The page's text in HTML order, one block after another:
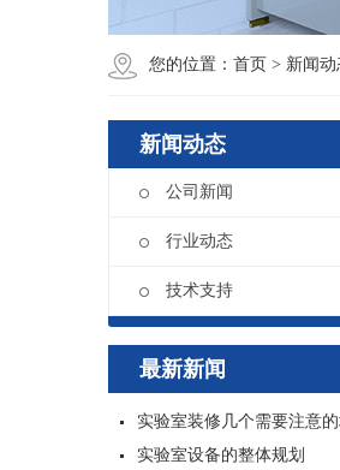
您的位置： 首页 > 新闻动
新闻动态
公司新闻
行业动态
技术支持
最新新闻
实验室装修几个需要注意
实验室设备的整体规划